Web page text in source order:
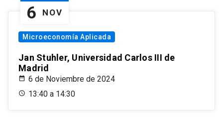
6 NOV
Microeconomía Aplicada
Jan Stuhler, Universidad Carlos III de
Madrid
6 de Noviembre de 2024
13:40 a 14:30